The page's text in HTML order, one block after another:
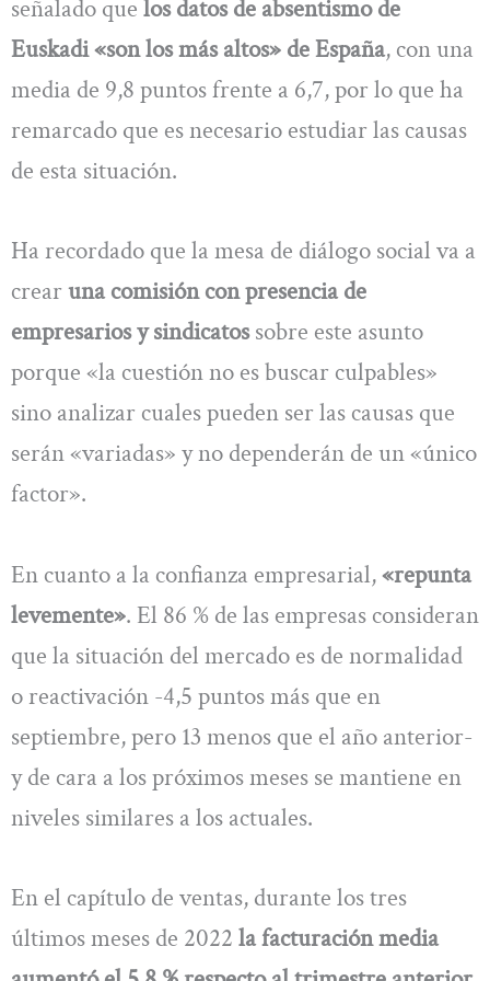
señalado que los datos de absentismo de
Euskadi «son los más altos» de España, con una
media de 9,8 puntos frente a 6,7, por lo que ha
remarcado que es necesario estudiar las causas
de esta situación.
Ha recordado que la mesa de diálogo social va a
crearuna comisión con presencia de
empresarios y sindicatossobre este asunto
porque «la cuestión no es buscar culpables»
sino analizar cuales pueden ser las causas que
serán «variadas» y no dependerán de un «único
factor».
En cuanto a la confianza empresarial,«repunta
levemente». El 86 % de las empresas consideran
que la situación del mercado es de normalidad
o reactivación -4,5 puntos más que en
septiembre, pero 13 menos que el año anterior-
y de cara a los próximos meses se mantiene en
niveles similares a los actuales.
En el capítulo de ventas, durante los tres
últimos meses de 2022 la facturación media